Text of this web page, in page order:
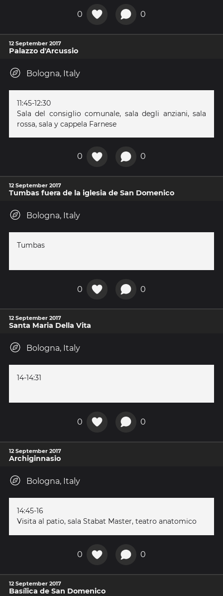
0 0
12 September 2017
Palazzo d'Arcussio
Bologna, Italy
11:45-12:30
Sala del consiglio comunale, sala degli anziani, sala
rossa, sala y cappela Farnese
0 0
12 September 2017
Tumbas fuera de la iglesia de San Domenico
Bologna, Italy
Tumbas
0 0
12 September 2017
Santa Maria Della Vita
Bologna, Italy
14-14:31
0 0
12 September 2017
Archiginnasio
Bologna, Italy
14:45-16
Visita al patio, sala Stabat Master, teatro anatomico
0 0
12 September 2017
Basílica de San Domenico